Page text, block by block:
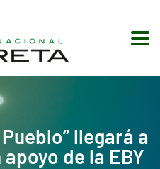
llegará a
de la EBY